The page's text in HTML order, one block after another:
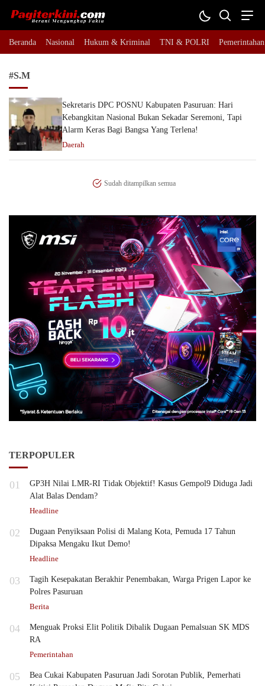
Pagiterkini.com
Berani Mengungkap Fakta
Beranda Nasional Hukum & Kriminal TNI & POLRI Pemerintahan
#S.M
Sekretaris DPC POSNU Kabupaten Pasuruan: Hari
Kebangkitan Nasional Bukan Sekadar Seremoni, Tapi
Alarm Keras Bagi Bangsa Yang Terlena!
Daerah
Sudah ditampilkan semua
TERPOPULER
01
GP3H Nilai LMR-RI Tidak Objektif! Kasus Gempol9 Diduga Jadi
Alat Balas Dendam?
Headline
02
Dugaan Penyiksaan Polisi di Malang Kota, Pemuda 17 Tahun
Dipaksa Mengaku Ikut Demo!
Headline
03
Tagih Kesepakatan Berakhir Penembakan, Warga Prigen Lapor ke
Polres Pasuruan
Berita
04
Menguak Proksi Elit Politik Dibalik Dugaan Pemalsuan SK MDS
RA
Pemerintahan
05
Bea Cukai Kabupaten Pasuruan Jadi Sorotan Publik, Pemerhati